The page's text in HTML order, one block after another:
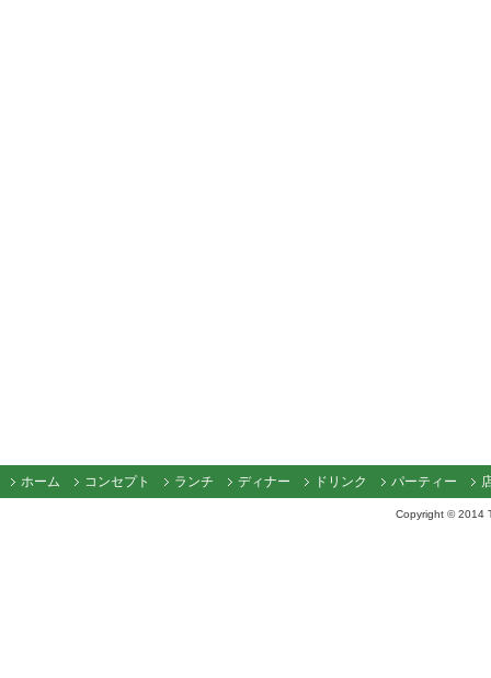
ホーム コンセプト ランチ ディナー ドリンク パーティー
Copyright © 2014